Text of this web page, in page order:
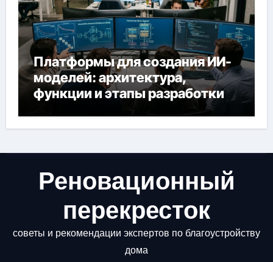
Платформы для создания ИИ-
моделей: архитектура,
функции и этапы разработки
Реновационный
перекресток
советы и рекомендации экспертов по благоустройству
дома